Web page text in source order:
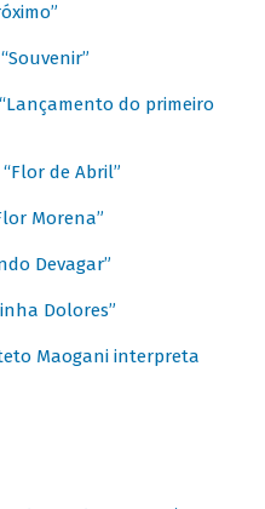
do primeiro
de Abril”
Morena”
Devagar”
Dolores”
Maogani interpreta